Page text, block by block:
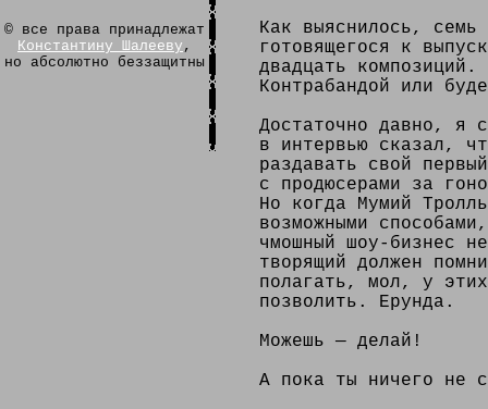
© все права принадлежат
Константину Шалееву ,
но абсолютно беззащитны
Как выяснилось, семь
готовящегося к
двадцать
Контрабандой или
Достаточно давно, я
в интервью сказал,
раздавать свой
с продюсерами за
Но когда Мумий
возможными
чмошный шоу-бизнес
творящий должен
полагать, мол, у
позволить. Ерунда.
Можешь — делай!
А пока ты ничего не